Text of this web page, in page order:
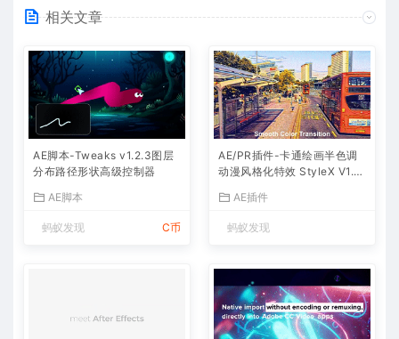
相关文章
AE脚本-Tweaks v1.2.3图层
分布路径形状高级控制器
AE脚本
蚂蚁发现 C币
AE/PR插件-卡通绘画半色调
动漫风格化特效 StyleX V1.0.
AE插件
蚂蚁发现